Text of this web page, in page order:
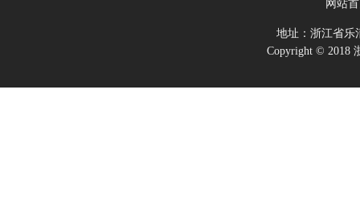
网站
地址：浙江省
Copyright © 2018